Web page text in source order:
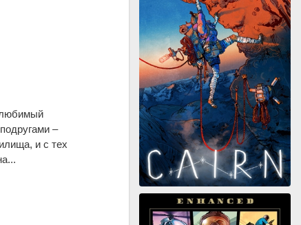
любимый
–
и с тех